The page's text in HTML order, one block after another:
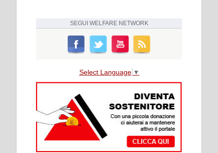
SEGUI WELFARE NETWORK
Select Language ▼